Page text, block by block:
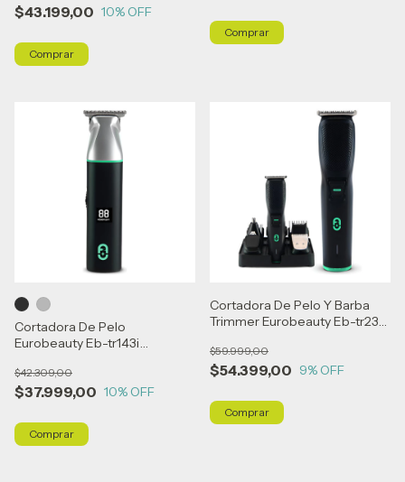
$43.199,00 10% OFF
Comprar
Cortadora De Pelo
Eurobeauty Eb-tr143i
$37.999,00
$42.309,00
10% OFF
Comprar
Cortadora De Pelo Y Barba
Trimmer Eurobeauty Eb-tr235i
$54.399,00
$59.999,00
9% OFF